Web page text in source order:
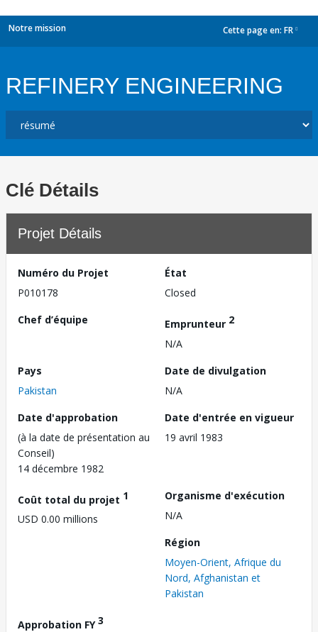
Notre mission Cette page en: FR
REFINERY ENGINEERING
Clé Détails
Projet Détails
Numéro du Projet
P010178
État
Closed
Chef d’équipe
Emprunteur 2
N/A
Pays
Pakistan
Date de divulgation
N/A
Date d'approbation
(à la date de présentation au
Conseil)
14 décembre 1982
Date d'entrée en vigueur
19 avril 1983
Coût total du projet 1
USD 0.00 millions
Organisme d'exécution
N/A
Région
Moyen-Orient, Afrique du
Nord, Afghanistan et
Pakistan
Approbation FY3